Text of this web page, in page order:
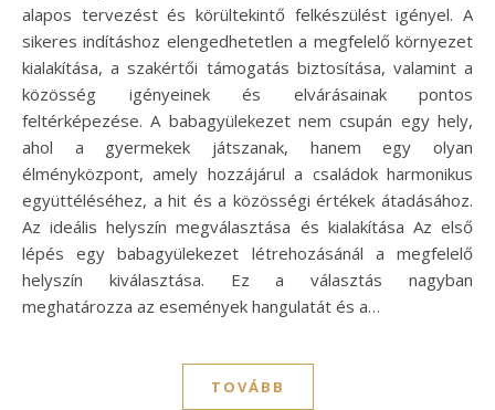
alapos tervezést és körültekintő felkészülést igényel. A
sikeres indításhoz elengedhetetlen a megfelelő környezet
kialakítása, a szakértői támogatás biztosítása, valamint a
közösség igényeinek és elvárásainak pontos
feltérképezése. A babagyülekezet nem csupán egy hely,
ahol a gyermekek játszanak, hanem egy olyan
élményközpont, amely hozzájárul a családok harmonikus
együttéléséhez, a hit és a közösségi értékek átadásához.
Az ideális helyszín megválasztása és kialakítása Az első
lépés egy babagyülekezet létrehozásánál a megfelelő
helyszín kiválasztása. Ez a választás nagyban
meghatározza az események hangulatát és a…
TOVÁBB